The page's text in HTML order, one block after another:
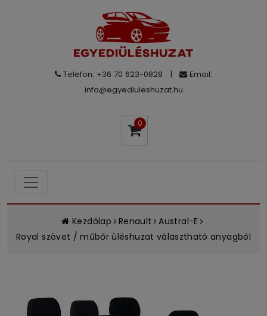
Telefon: +36 70 623-0828 |
Email:
info@egyediuleshuzat.hu
0
Kezdőlap Renault
Austral-E
Royal szövet / műbőr üléshuzat választható anyagból